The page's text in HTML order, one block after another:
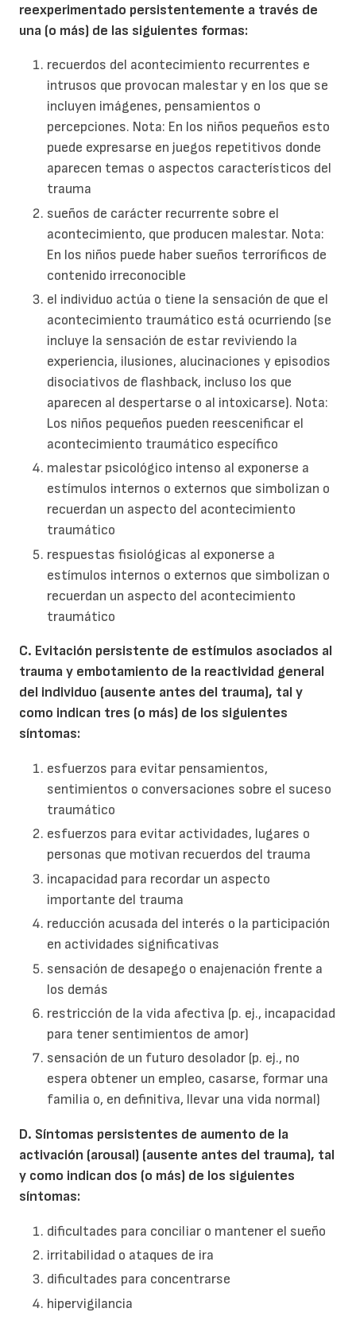
reexperimentado persistentemente a través de
una (o más) de las siguientes formas:
recuerdos del acontecimiento recurrentes e
intrusos que provocan malestar y en los que se
incluyen imágenes, pensamientos o
percepciones. Nota: En los niños pequeños esto
puede expresarse en juegos repetitivos donde
aparecen temas o aspectos característicos del
trauma
sueños de carácter recurrente sobre el
acontecimiento, que producen malestar. Nota:
En los niños puede haber sueños terroríficos de
contenido irreconocible
el individuo actúa o tiene la sensación de que el
acontecimiento traumático está ocurriendo (se
incluye la sensación de estar reviviendo la
experiencia, ilusiones, alucinaciones y episodios
disociativos de flashback, incluso los que
aparecen al despertarse o al intoxicarse). Nota:
Los niños pequeños pueden reescenificar el
acontecimiento traumático específico
malestar psicológico intenso al exponerse a
estímulos internos o externos que simbolizan o
recuerdan un aspecto del acontecimiento
traumático
respuestas fisiológicas al exponerse a
estímulos internos o externos que simbolizan o
recuerdan un aspecto del acontecimiento
traumático
C. Evitación persistente de estímulos asociados al
trauma y embotamiento de la reactividad general
del individuo (ausente antes del trauma), tal y
como indican tres (o más) de los siguientes
síntomas:
esfuerzos para evitar pensamientos,
sentimientos o conversaciones sobre el suceso
traumático
esfuerzos para evitar actividades, lugares o
personas que motivan recuerdos del trauma
incapacidad para recordar un aspecto
importante del trauma
reducción acusada del interés o la participación
en actividades significativas
sensación de desapego o enajenación frente a
los demás
restricción de la vida afectiva (p. ej., incapacidad
para tener sentimientos de amor)
sensación de un futuro desolador (p. ej., no
espera obtener un empleo, casarse, formar una
familia o, en definitiva, llevar una vida normal)
D. Síntomas persistentes de aumento de la
activación (arousal) (ausente antes del trauma), tal
y como indican dos (o más) de los siguientes
síntomas:
dificultades para conciliar o mantener el sueño
irritabilidad o ataques de ira
dificultades para concentrarse
hipervigilancia